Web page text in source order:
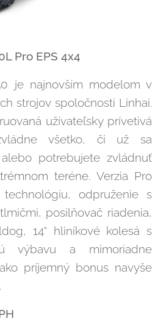
Pro EPS 4x4
je najnovším modelom v
strojov spoločnosti Linhai.
užívateľsky prívetivá
všetko, či už sa
potrebujete zvládnuť
teréne. Verzia Pro
odpruženie s
posilňovač riadenia,
14" hliníkové kolesá s
výbavu a mimoriadne
príjemný bonus navyše